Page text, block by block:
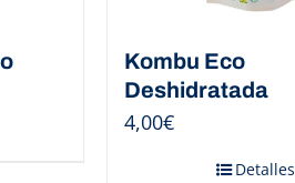
Kombu Eco
Deshidratada
4,00€
Detalles